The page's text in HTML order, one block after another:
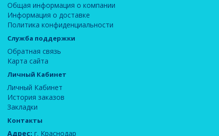
Общая информация о компании
Информация о доставке
Политика конфиденциальности
Служба поддержки
Обратная связь
Карта сайта
Личный Кабинет
Личный Кабинет
История заказов
Закладки
Контакты
Адрес: г. Краснодар